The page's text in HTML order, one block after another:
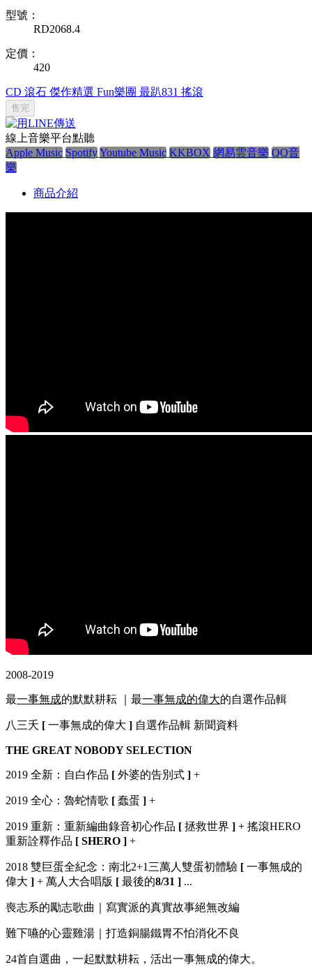
型號：
RD2068.4
定價：
420
CD 滾石 傑作精選 Fun樂團 最趴831 搖滾
售完
線上音樂平台點聽
Apple Music SpotifyYoutube Music KKBOX 網易雲音樂 QQ音
樂
商品介紹
2008-2019
最一事無成的默默耕耘 ｜最一事無成的偉大的自選作品輯
八三夭 [ 一事無成的偉大 ] 自選作品輯 新聞資料
THE GREAT NOBODY SELECTION
2019 全新：自白作品 [ 外婆的告別式 ] +
2019 全心：魯蛇情歌 [ 蠢蛋 ] +
2019 重新：重新編曲錄音初心作品 [ 拯救世界 ] + 搖滾HERO
重新詮釋作品 [ SHERO ] +
2018 雙巨蛋全紀念：南北2+1三萬人雙蛋初體驗 [ 一事無成的
偉大 ] + 萬人大合唱版 [ 最後的8/31 ] ...
喪志系的勵志歌曲｜寫實派的真實故事絕無改編
難下嚥的心靈雞湯｜打造銅腸鐵胃不怕消化不良
24首自選曲，一起默默耕耘，活出一事無成的偉大。